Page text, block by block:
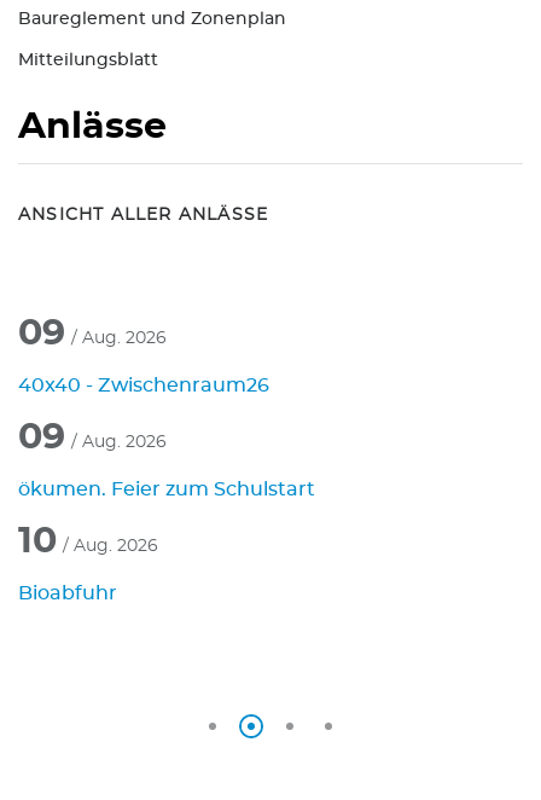
Baureglement und Zonenplan
Mitteilungsblatt
Anlässe
ANSICHT ALLER ANLÄSSE
09 / Aug. 2026
40x40 - Zwischenraum26
09 / Aug. 2026
ökumen. Feier zum Schulstart
10 / Aug. 2026
Bioabfuhr